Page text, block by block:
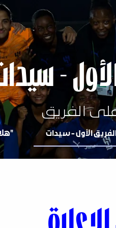
-
الفريق
الأول - سيدات